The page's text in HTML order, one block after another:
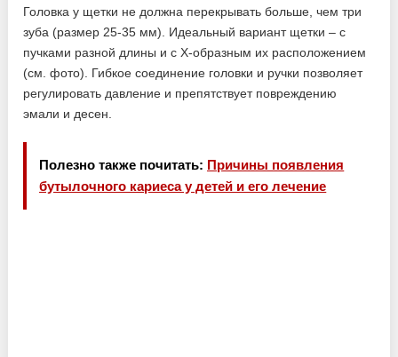
Головка у щетки не должна перекрывать больше, чем три
зуба (размер 25-35 мм). Идеальный вариант щетки – с
пучками разной длины и с Х-образным их расположением
(см. фото). Гибкое соединение головки и ручки позволяет
регулировать давление и препятствует повреждению
эмали и десен.
Полезно также почитать: Причины появления
бутылочного кариеса у детей и его лечение